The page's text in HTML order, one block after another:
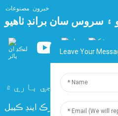
مصنوعات خبرون
۽ سروس سان برانڊ ٺاهيو
اسان جي باري ۾ سوال
رائيٽ © 2024 شنگھائي ڊنگزون اليڪٽرڪ اينڊ ڪيبل
Leave Your